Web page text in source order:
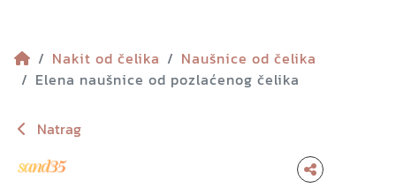
Nakit od čelika
Naušnice od čelika
Elena naušnice od pozlaćenog čelika
Natrag